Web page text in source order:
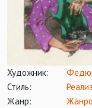
Художник:
Стиль:
Жанр: